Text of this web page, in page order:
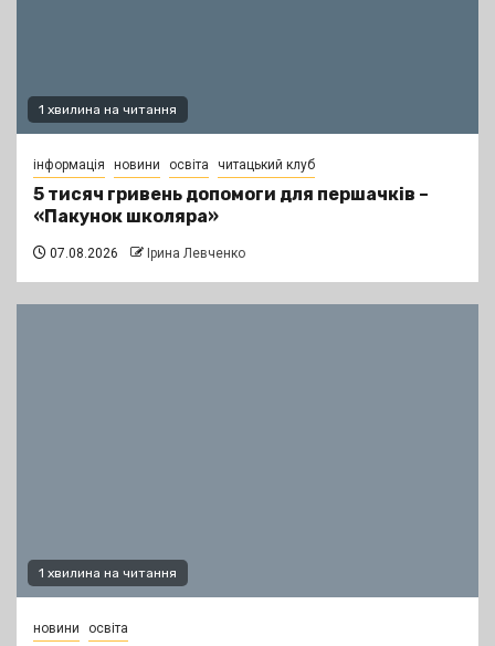
1 хвилина на читання
інформація новини освіта читацький клуб
5 тисяч гривень допомоги для першачків –
«Пакунок школяра»
07.08.2026 Ірина Левченко
1 хвилина на читання
новини освіта